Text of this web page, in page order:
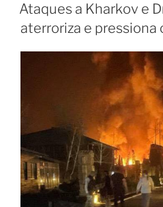
Ataques a Kharkov e
aterroriza e pressiona